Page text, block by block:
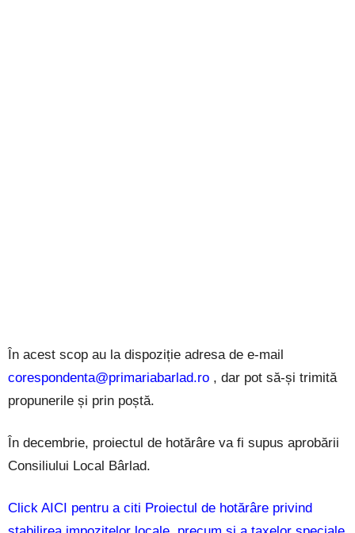
În acest scop au la dispoziție adresa de e-mail
corespondenta@primariabarlad.ro , dar pot să-și trimită
propunerile și prin poștă.
În decembrie, proiectul de hotărâre va fi supus aprobării
Consiliului Local Bârlad.
Click AICI pentru a citi Proiectul de hotărâre privind